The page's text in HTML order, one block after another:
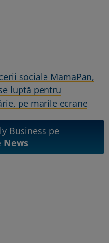
sociale MamaPan,
luptă pentru
pe marile ecrane
Business pe
News